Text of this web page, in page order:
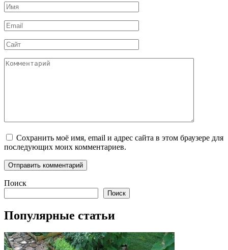
Имя
*
Email
*
Сайт
Комментарий
Сохранить моё имя, email и адрес сайта в этом браузере для
последующих моих комментариев.
Поиск
Поиск
Популярные статьи